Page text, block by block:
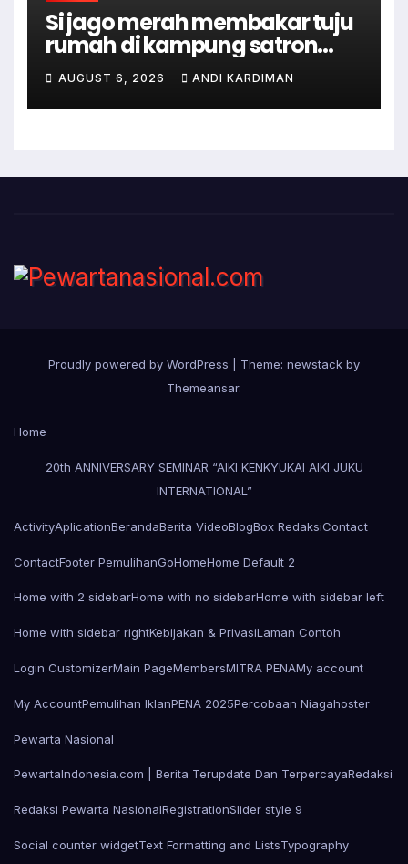
Si jago merah membakar tuju
rumah di kampung satron
sodonghilir .
AUGUST 6, 2026 ANDI KARDIMAN
Proudly powered by WordPress
Theme: newstack by
Themeansar.
Home
20th ANNIVERSARY SEMINAR “AIKI KENKYUKAI AIKI JUKU
INTERNATIONAL”
ActivityAplicationBerandaBerita VideoBlogBox RedaksiContact
ContactFooter PemulihanGoHomeHome Default 2
Home with 2 sidebarHome with no sidebarHome with sidebar left
Home with sidebar rightKebijakan & PrivasiLaman Contoh
Login CustomizerMain PageMembersMITRA PENAMy account
My AccountPemulihan IklanPENA 2025Percobaan Niagahoster
Pewarta Nasional
PewartaIndonesia.com | Berita Terupdate Dan TerpercayaRedaksi
Redaksi Pewarta NasionalRegistrationSlider style 9
Social counter widgetText Formatting and ListsTypography